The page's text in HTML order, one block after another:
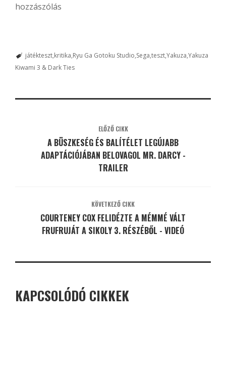
hozzászólás
játékteszt kritika Ryu Ga Gotoku Studio Sega tesztYakuza Yakuza
Kiwami 3 & Dark Ties
ELŐZŐ CIKK
A BÜSZKESÉG ÉS BALÍTÉLET LEGÚJABB
ADAPTÁCIÓJÁBAN BELOVAGOL MR. DARCY -
TRAILER
KÖVETKEZŐ CIKK
COURTENEY COX FELIDÉZTE A MÉMMÉ VÁLT
FRUFRUJÁT A SIKOLY 3. RÉSZÉBŐL - VIDEÓ
KAPCSOLÓDÓ CIKKEK